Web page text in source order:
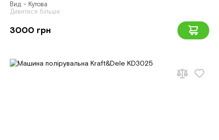
Вид - Кутова
Дивитися більше
3000 грн